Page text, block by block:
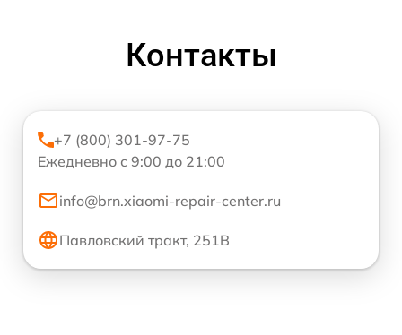
Контакты
+7 (800) 301-97-75
Ежедневно с 9:00 до 21:00
info@brn.xiaomi-repair-center.ru
Павловский тракт, 251В